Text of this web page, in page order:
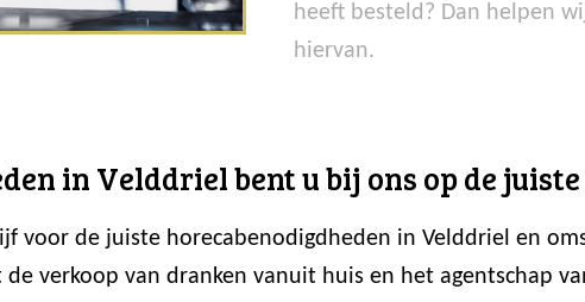
heeft besteld? Dan helpen
hiervan.
in Velddriel bent u bij ons op de
voor de juiste horecabenodigdheden in Velddriel en
verkoop van dranken vanuit huis en het agentschap